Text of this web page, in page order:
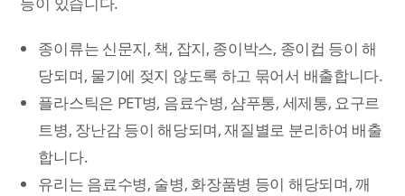
종이류는 신문지, 책, 잡지, 종이박스, 종이컵 등이 해
당되며, 물기에 젖지 않도록 하고 묶어서 배출합니다.
플라스틱은 PET병, 음료수병, 샴푸통, 세제통, 요구르
트병, 장난감 등이 해당되며, 재질별로 분리하여 배출
합니다.
유리는 음료수병, 술병, 화장품병 등이 해당되며, 깨